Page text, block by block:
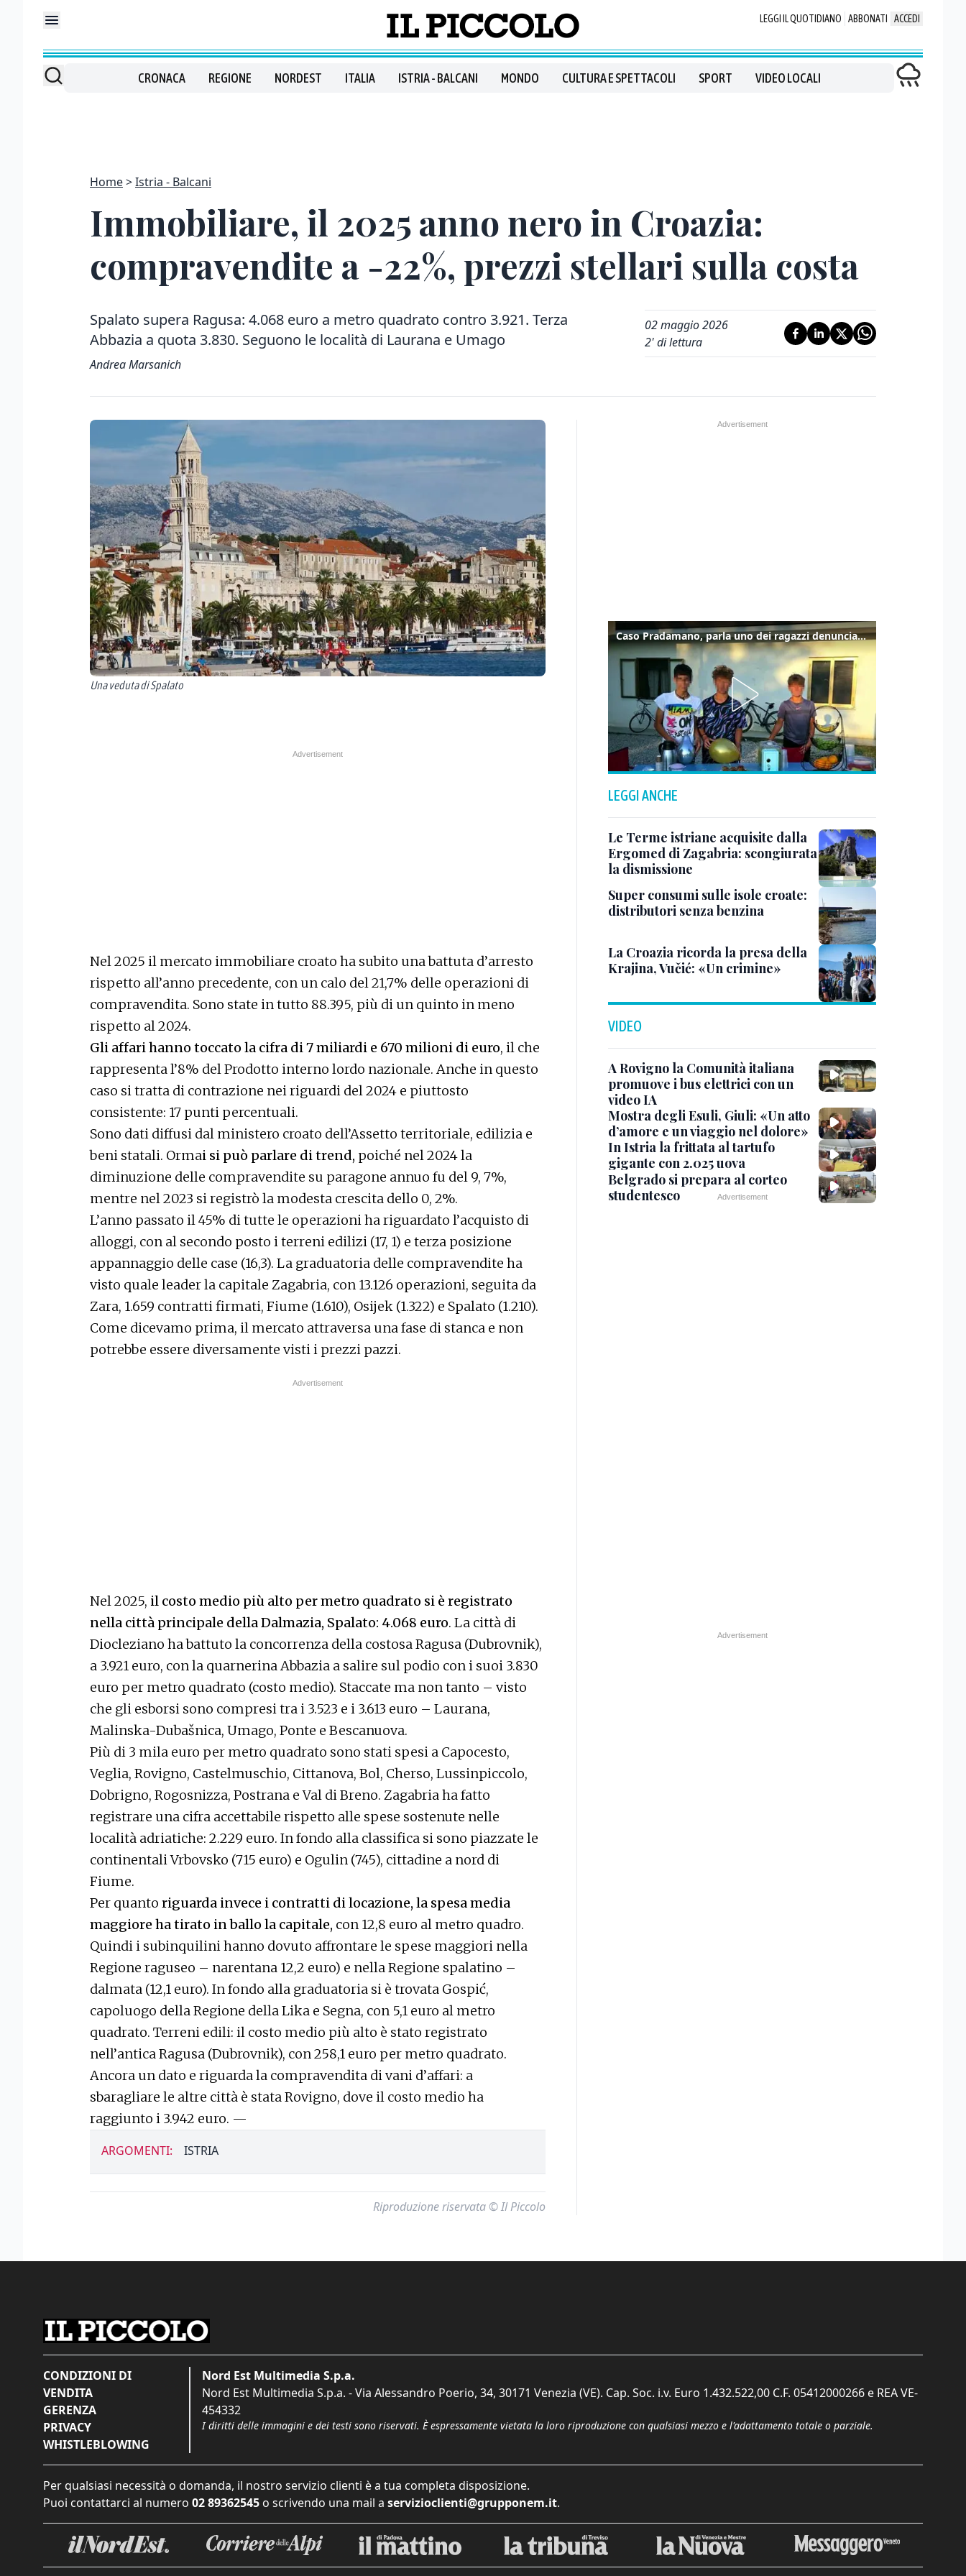
LEGGI IL QUOTIDIANO ABBONATI ACCEDI
CRONACA REGIONE NORDEST ITALIA ISTRIA - BALCANI MONDO CULTURA E SPETTACOLI SPORT VIDEO LOCALI
Home Istria - Balcani
Immobiliare, il 2025 anno nero in Croazia:
compravendite a -22%, prezzi stellari sulla costa
Spalato supera Ragusa: 4.068 euro a metro quadrato contro 3.921. Terza
Abbazia a quota 3.830. Seguono le località di Laurana e Umago
Andrea Marsanich
02 maggio 2026
2' di lettura
Una veduta di Spalato
Nel 2025 il mercato immobiliare croato ha subito una battuta d’arresto
rispetto all’anno precedente, con un calo del 21,7% delle operazioni di
compravendita. Sono state in tutto 88.395, più di un quinto in meno
rispetto al 2024.
Gli affari hanno toccato la cifra di 7 miliardi e 670 milioni di euro, il che
rappresenta l’8% del Prodotto interno lordo nazionale. Anche in questo
caso si tratta di contrazione nei riguardi del 2024 e piuttosto
consistente: 17 punti percentuali.
Sono dati diffusi dal ministero croato dell’Assetto territoriale, edilizia e
beni statali. Ormai si può parlare di trend, poiché nel 2024 la
diminuzione delle compravendite su paragone annuo fu del 9, 7%,
mentre nel 2023 si registrò la modesta crescita dello 0, 2%.
L’anno passato il 45% di tutte le operazioni ha riguardato l’acquisto di
alloggi, con al secondo posto i terreni edilizi (17, 1) e terza posizione
appannaggio delle case (16,3). La graduatoria delle compravendite ha
visto quale leader la capitale Zagabria, con 13.126 operazioni, seguita da
Zara, 1.659 contratti firmati, Fiume (1.610), Osijek (1.322) e Spalato (1.210).
Come dicevamo prima, il mercato attraversa una fase di stanca e non
potrebbe essere diversamente visti i prezzi pazzi.
Nel 2025, il costo medio più alto per metro quadrato si è registrato
nella città principale della Dalmazia, Spalato: 4.068 euro. La città di
Diocleziano ha battuto la concorrenza della costosa Ragusa (Dubrovnik),
a 3.921 euro, con la quarnerina Abbazia a salire sul podio con i suoi 3.830
euro per metro quadrato (costo medio). Staccate ma non tanto – visto
che gli esborsi sono compresi tra i 3.523 e i 3.613 euro – Laurana,
Malinska-Dubašnica, Umago, Ponte e Bescanuova.
Più di 3 mila euro per metro quadrato sono stati spesi a Capocesto,
Veglia, Rovigno, Castelmuschio, Cittanova, Bol, Cherso, Lussinpiccolo,
Dobrigno, Rogosnizza, Postrana e Val di Breno. Zagabria ha fatto
registrare una cifra accettabile rispetto alle spese sostenute nelle
località adriatiche: 2.229 euro. In fondo alla classifica si sono piazzate le
continentali Vrbovsko (715 euro) e Ogulin (745), cittadine a nord di
Fiume.
Per quanto riguarda invece i contratti di locazione, la spesa media
maggiore ha tirato in ballo la capitale, con 12,8 euro al metro quadro.
Quindi i subinquilini hanno dovuto affrontare le spese maggiori nella
Regione raguseo – narentana 12,2 euro) e nella Regione spalatino –
dalmata (12,1 euro). In fondo alla graduatoria si è trovata Gospić,
capoluogo della Regione della Lika e Segna, con 5,1 euro al metro
quadrato. Terreni edili: il costo medio più alto è stato registrato
nell’antica Ragusa (Dubrovnik), con 258,1 euro per metro quadrato.
Ancora un dato e riguarda la compravendita di vani d’affari: a
sbaragliare le altre città è stata Rovigno, dove il costo medio ha
raggiunto i 3.942 euro. —
ARGOMENTI: ISTRIA
Riproduzione riservata © Il Piccolo
Caso Pradamano, parla uno dei ragazzi denunciati per la limonata: "Volevo anche aiutare i miei"
LEGGI ANCHE
Le Terme istriane acquisite dalla
Ergomed di Zagabria: scongiurata
la dismissione
Super consumi sulle isole croate:
distributori senza benzina
La Croazia ricorda la presa della
Krajina, Vučić: «Un crimine»
VIDEO
A Rovigno la Comunità italiana
promuove i bus elettrici con un
video IA
Mostra degli Esuli, Giuli: «Un atto
d’amore e un viaggio nel dolore»
In Istria la frittata al tartufo
gigante con 2.025 uova
Belgrado si prepara al corteo
studentesco
CONDIZIONI DI
VENDITA
GERENZA
PRIVACY
WHISTLEBLOWING
Nord Est Multimedia S.p.a.
Nord Est Multimedia S.p.a. - Via Alessandro Poerio, 34, 30171 Venezia (VE). Cap. Soc. i.v. Euro 1.432.522,00 C.F. 05412000266 e REA VE-
454332
I diritti delle immagini e dei testi sono riservati. È espressamente vietata la loro riproduzione con qualsiasi mezzo e l'adattamento totale o parziale.
Per qualsiasi necessità o domanda, il nostro servizio clienti è a tua completa disposizione.
Puoi contattarci al numero 02 89362545 o scrivendo una mail a servizioclienti@grupponem.it.